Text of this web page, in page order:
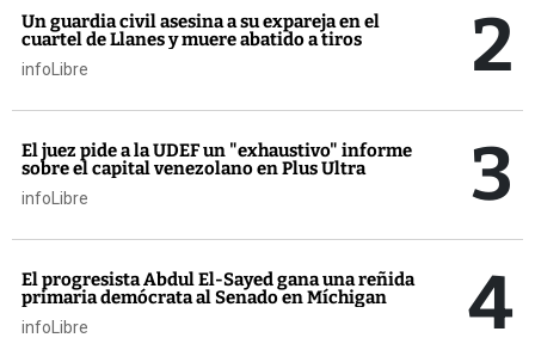
Un guardia civil asesina a su expareja en el
cuartel de Llanes y muere abatido a tiros
infoLibre 2
El juez pide a la UDEF un "exhaustivo" informe
sobre el capital venezolano en Plus Ultra
infoLibre 3
El progresista Abdul El-Sayed gana una reñida
primaria demócrata al Senado en Míchigan
infoLibre 4